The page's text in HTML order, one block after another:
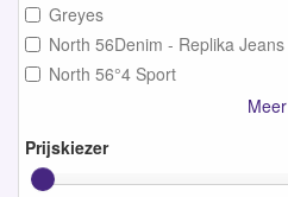
Greyes
North 56Denim - Replika Jeans
North 56°4 Sport
Meer
Prijskiezer